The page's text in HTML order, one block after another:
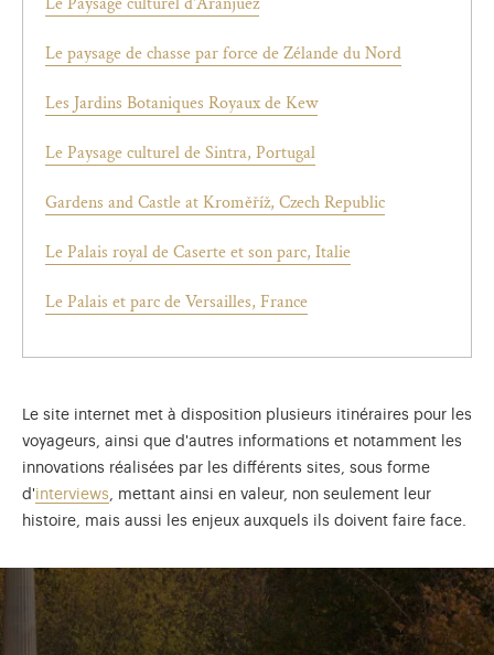
Le paysage de chasse par force de Zélande du Nord
Les Jardins Botaniques Royaux de Kew
Le Paysage culturel de Sintra, Portugal
Gardens and Castle at Kroměříž, Czech Republic
Le Palais royal de Caserte et son parc, Italie
Le Palais et parc de Versailles, France
Le site internet met à disposition plusieurs itinéraires pour les
voyageurs, ainsi que d'autres informations et notamment les
innovations réalisées par les différents sites, sous forme
d'interviews , mettant ainsi en valeur, non seulement leur
histoire, mais aussi les enjeux auxquels ils doivent faire face.